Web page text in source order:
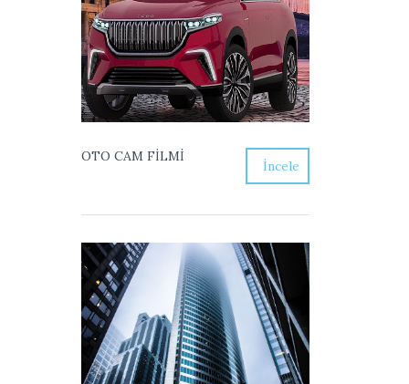
OTO CAM FİLMİ
İncele